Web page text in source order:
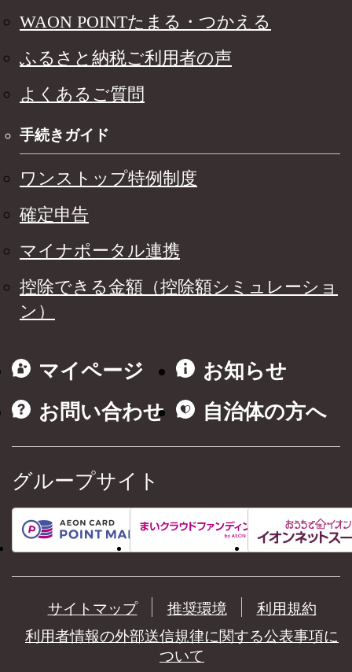
WAON POINTたまる・つかえる
ふるさと納税ご利用者の声
よくあるご質問
手続きガイド
ワンストップ特例制度
確定申告
マイナポータル連携
控除できる金額（控除額シミュレーショ
ン）
マイページ
お知らせ
お問い合わせ
自治体の方へ
グループサイト
サイトマップ 推奨環境
利用規約
利用者情報の外部送信規律に関する公表事項に
ついて